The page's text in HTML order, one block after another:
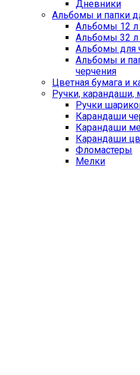
Дневники
Альбомы и папки
Альбомы 12 л
Альбомы 32
Альбомы для
Альбомы и
черчения
Цветная бумага и
Ручки, карандаши,
Ручки
Карандаши
Карандаши
Карандаши
Фломастеры
Мелки